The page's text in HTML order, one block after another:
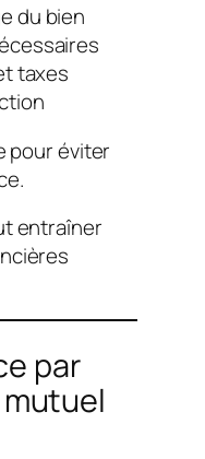
du bien
taxes
pour éviter
entraîner
par